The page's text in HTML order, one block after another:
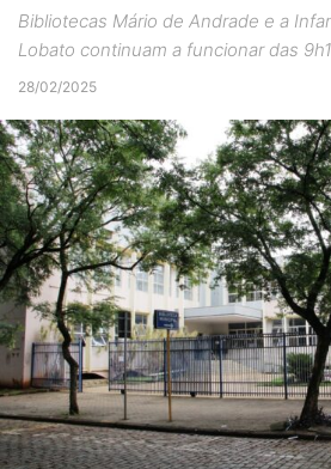
Bibliotecas Mário de Andrade e a
Lobato continuam a funcionar das
28/02/2025